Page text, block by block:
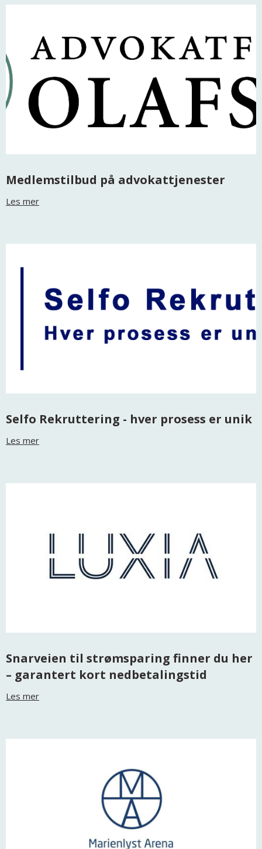
Medlemstilbud på advokattjenester
Les mer
Selfo Rekruttering - hver prosess er unik
Les mer
Snarveien til strømsparing finner du her
– garantert kort nedbetalingstid
Les mer